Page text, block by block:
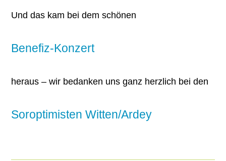
Und das kam bei dem schönen
Benefiz-Konzert
heraus – wir bedanken uns ganz herzlich bei den
Soroptimisten Witten/Ardey